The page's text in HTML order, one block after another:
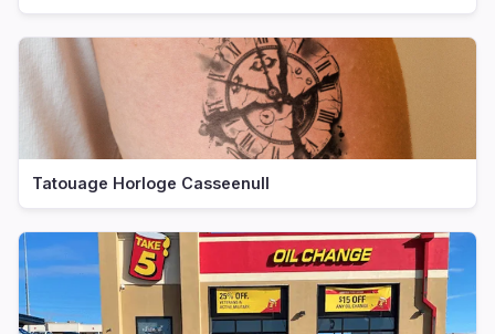
Tatouage Horloge Casseenull